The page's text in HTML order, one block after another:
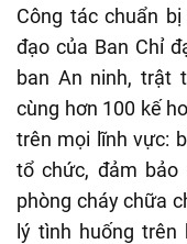
Công tác chuẩn
đạo của Ban Chỉ
ban An ninh, trật
cùng hơn 100 kế
trên mọi lĩnh vực:
tổ chức, đảm bảo
phòng cháy chữa
lý tình huống trên